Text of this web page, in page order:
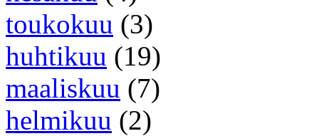
toukokuu (3)
huhtikuu (19)
maaliskuu (7)
helmikuu (2)